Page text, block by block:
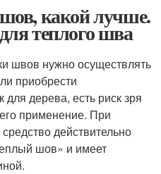
какой лучше.
теплого шва
швов нужно осуществлять
приобрести
для дерева, есть риск зря
применение. При
действительно
шов» и имеет